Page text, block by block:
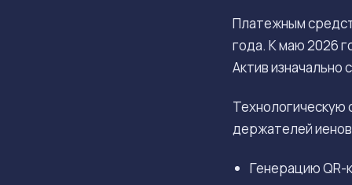
Платежным
года. К маю 2026
Актив изначально
Технологическую
держателей
Генерацию QR-